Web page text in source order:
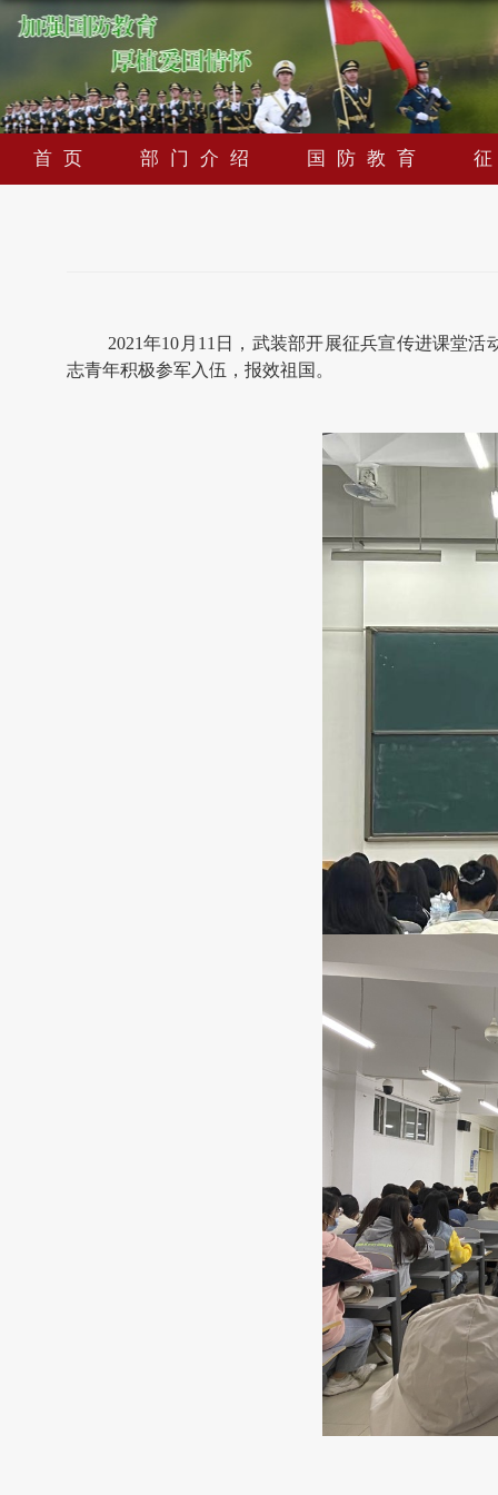
首页 部门介绍 国防教育
2021年10 月 11 日，武装部开展征兵宣传进课堂活
志青年积极参军入伍，报效祖国。